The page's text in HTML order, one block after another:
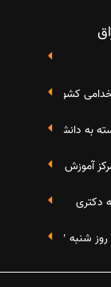
کشور در خصوص
صنعتی شریف 4 الی 8 مهر
دکتری